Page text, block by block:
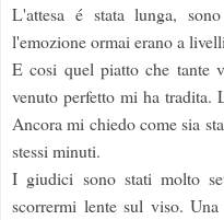
L'attesa é stata lunga,
l'emozione ormai erano a
E cosi quel piatto che tante
venuto perfetto mi ha tradita.
Ancora mi chiedo come sia
stessi minuti.
I giudici sono stati molto
scorrermi lente sul viso.